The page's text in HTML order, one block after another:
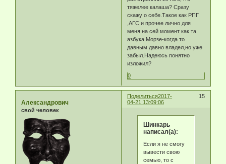
тяжелее калаша? Сразу
скажу о себе.Такое как РПГ
,АГС и прочее лично для
меня на сей момент как та
азбука Морзе-когда то
давным давно владел,но уже
забыл.Надеюсь понятно
изложил?
0
Поделиться 15
2017-
04-21 13:09:06
Александрович
свой человек
Шинкарь
написал(а):
Если я не смогу
вывести свою
семью, то с